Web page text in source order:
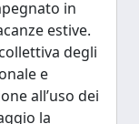
in
estive.
degli
e
all’uso dei
la